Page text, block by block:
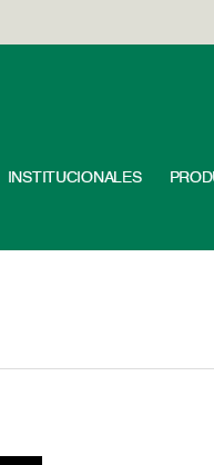
INSTITUCIONALES